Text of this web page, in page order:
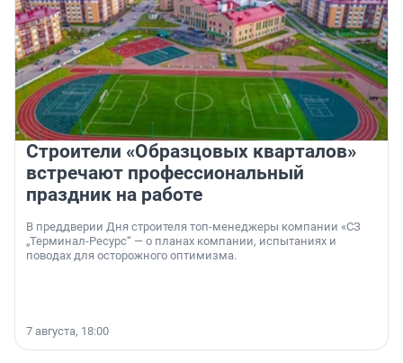
Строители «Образцовых кварталов»
встречают профессиональный
праздник на работе
В преддверии Дня строителя топ-менеджеры компании «СЗ
„Терминал-Ресурс“ — о планах компании, испытаниях и
поводах для осторожного оптимизма.
7 августа, 18:00